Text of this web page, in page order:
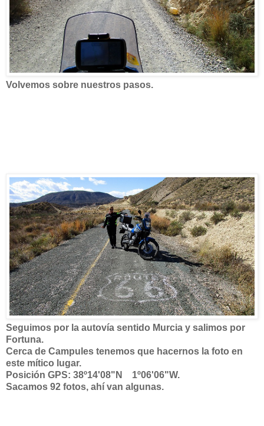
Volvemos sobre nuestros pasos.
Seguimos por la autovía sentido Murcia y salimos por
Fortuna.
Cerca de Campules tenemos que hacernos la foto en
este mítico lugar.
Posición GPS: 38º14'08"N 1º06'06"W.
Sacamos 92 fotos, ahí van algunas.